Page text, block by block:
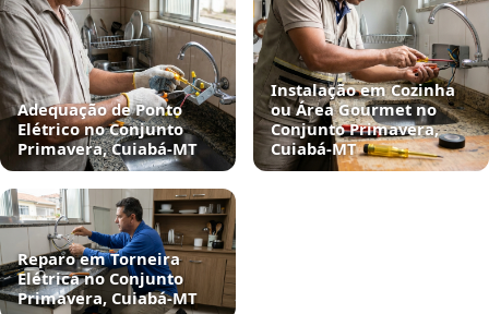
Adequação de Ponto
Elétrico no Conjunto
Primavera, Cuiabá‑MT
Instalação em Cozinha
ou Área Gourmet no
Conjunto Primavera,
Cuiabá‑MT
Reparo em Torneira
Elétrica no Conjunto
Primavera, Cuiabá‑MT